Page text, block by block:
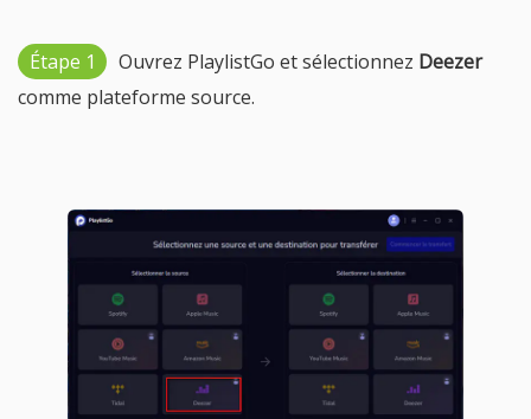
Étape 1 Ouvrez PlaylistGo et sélectionnez Deezer
comme plateforme source.